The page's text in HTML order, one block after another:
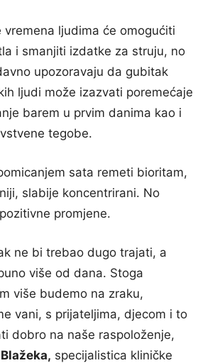
vremena ljudima će omogućiti
i smanjiti izdatke za struju, no
upozoravaju da gubitak
ljudi može izazvati poremećaje
barem u prvim danima kao i
tegobe.
sata remeti bioritam,
slabije koncentrirani. No
promjene.
ne bi trebao dugo trajati, a
više od dana. Stoga
više budemo na zraku,
vani, s prijateljima, djecom i to
dobro na naše raspoloženje,
a, specijalistica kliničke